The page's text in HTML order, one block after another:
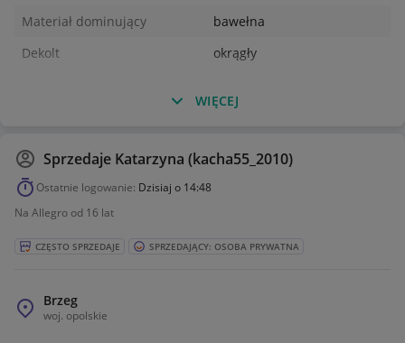
Materiał dominujący
bawełna
Dekolt
okrągły
WIĘCEJ
Sprzedaje Katarzyna (kacha55_2010)
Ostatnie logowanie: Dzisiaj o 14:48
Na Allegro od 16 lat
CZĘSTO SPRZEDAJE SPRZEDAJĄCY: OSOBA PRYWATNA
Brzeg
woj. opolskie